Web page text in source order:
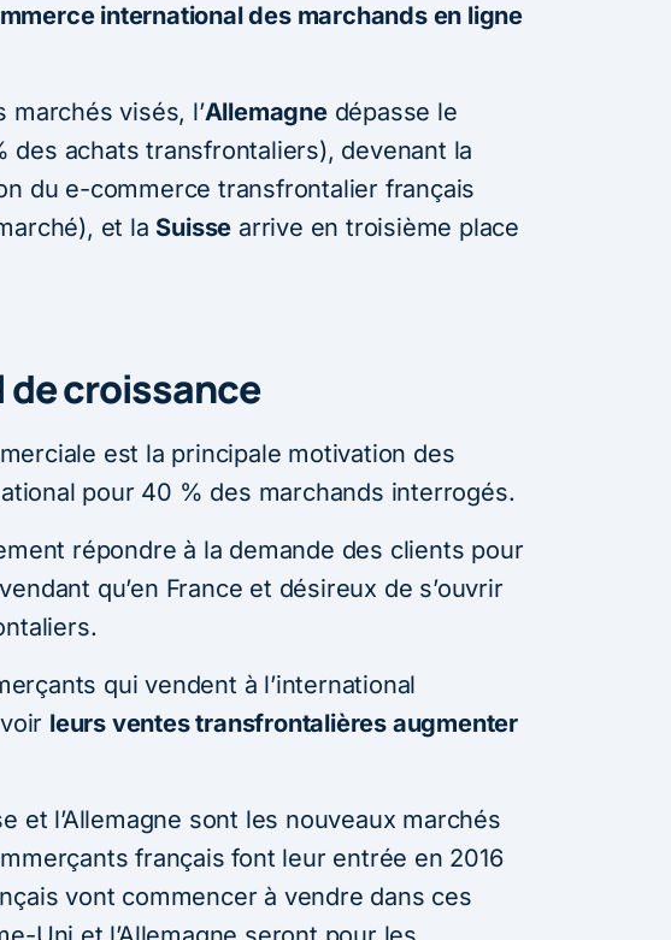
international des marchands en ligne
marchés visés, l’Allemagnedépasse le
des achats transfrontaliers), devenant la
du e-commerce transfrontalier français
et la Suisse arrive en troisième place
croissance
est la principale motivation des
pour 40 % des marchands interrogés.
répondre à la demande des clients pour
qu’en France et désireux de s’ouvrir
qui vendent à l’international
leurs ventes transfrontalières augmenter
et l’Allemagne sont les nouveaux marchés
français font leur entrée en 2016
vont commencer à vendre dans ces